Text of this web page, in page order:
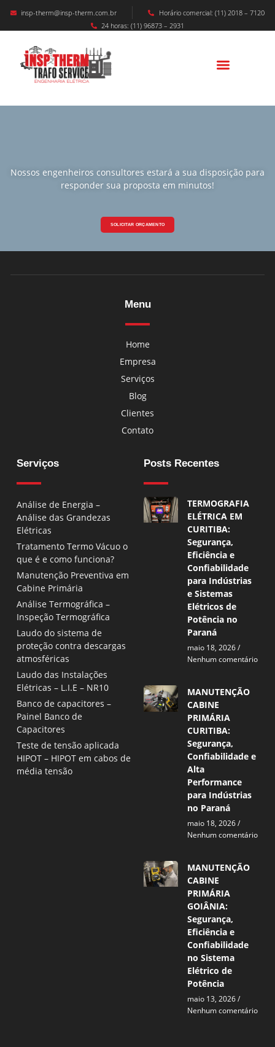
insp-therm@insp-therm.com.br
Horário comercial: (11) 2018 – 7120
24 horas: (11) 96873 – 2931
Nossos engenheiros consultores estará a sua disposição para
responder sua proposta em minutos!
SOLICITAR ORÇAMENTO
Menu
Home
Empresa
Serviços
Blog
Clientes
Contato
Serviços
Análise de Energia –
Análise das Grandezas
Elétricas
Tratamento Termo Vácuo o
que é e como funciona?
Manutenção Preventiva em
Cabine Primária
Análise Termográfica –
Inspeção Termográfica
Laudo do sistema de
proteção contra descargas
atmosféricas
Laudo das Instalações
Elétricas – L.I.E – NR10
Banco de capacitores –
Painel Banco de
Capacitores
Teste de tensão aplicada
HIPOT – HIPOT em cabos de
média tensão
Posts Recentes
TERMOGRAFIA
ELÉTRICA EM
CURITIBA:
Segurança,
Eficiência e
Confiabilidade
para Indústrias
e Sistemas
Elétricos de
Potência no
Paraná
maio 18, 2026
Nenhum comentário
MANUTENÇÃO
CABINE
PRIMÁRIA
CURITIBA:
Segurança,
Confiabilidade e
Alta
Performance
para Indústrias
no Paraná
maio 18, 2026
Nenhum comentário
MANUTENÇÃO
CABINE
PRIMÁRIA
GOIÂNIA:
Segurança,
Eficiência e
Confiabilidade
no Sistema
Elétrico de
Potência
maio 13, 2026
Nenhum comentário